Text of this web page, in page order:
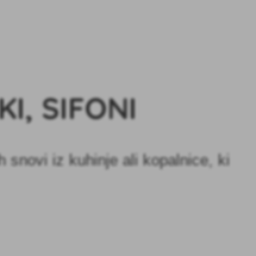
SIFONI
snovi iz kuhinje ali kopalnice, ki